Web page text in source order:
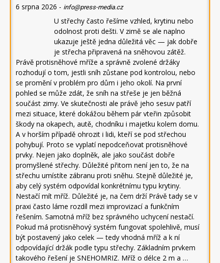
6 srpna 2026 - info@press-media.cz
U střechy často řešíme vzhled, krytinu nebo
odolnost proti dešti. V zimě se ale naplno
ukazuje ještě jedna důležitá věc — jak dobře
je střecha připravená na sněhovou zátěž.
Právě protisněhové mříže a správně zvolené držáky
rozhodují o tom, jestli sníh zůstane pod kontrolou, nebo
se promění v problém pro dům i jeho okolí. Na první
pohled se může zdát, že sníh na střeše je jen běžná
součást zimy. Ve skutečnosti ale právě jeho sesuv patří
mezi situace, které dokážou během pár vteřin způsobit
škody na okapech, autě, chodníku i majetku kolem domu.
A v horším případě ohrozit i lidi, kteří se pod střechou
pohybují. Proto se vyplatí nepodceňovat protisněhové
prvky. Nejen jako doplněk, ale jako součást dobře
promyšlené střechy. Důležité přitom není jen to, že na
střechu umístíte zábranu proti sněhu. Stejně důležité je,
aby celý systém odpovídal konkrétnímu typu krytiny.
Nestačí mít mříž. Důležité je, na čem drží Právě tady se v
praxi často láme rozdíl mezi improvizací a funkčním
řešením. Samotná mříž bez správného uchycení nestačí.
Pokud má protisněhový systém fungovat spolehlivě, musí
být postavený jako celek — tedy vhodná mříž a k ní
odpovídající držák podle typu střechy. Základním prvkem
takového řešení je SNEHOMRIZ. Mříž o délce 2 m a …